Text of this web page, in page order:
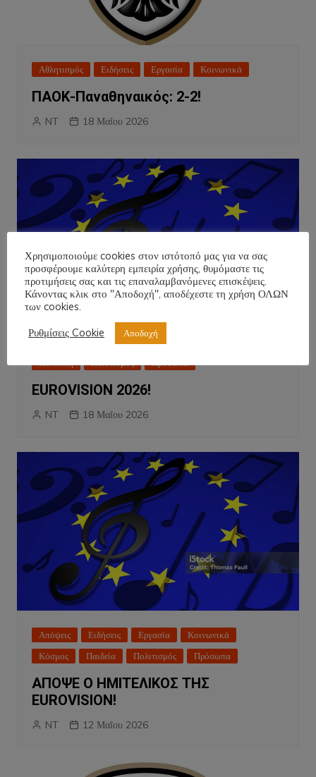
Αθλητισμός Ειδήσεις Εργασία Κοινωνικά
ΠΑΟΚ-Παναθηναικός: 2-2!
NT 18 Μαΐου 2026
Απόψεις Ειδήσεις Εργασία
EUROVISION 2026!
NT 18 Μαΐου 2026
Απόψεις Ειδήσεις Εργασία
Κοινωνικά
Κόσμος
Παιδεία Πολιτισμός Πρόσωπα
ΑΠΟΨΕ Ο ΗΜΙΤΕΛΙΚΟΣ ΤΗΣ
EUROVISION!
NT 12 Μαΐου 2026
Χρησιμοποιούμε cookies στον ιστότοπό μας για να σας
προσφέρουμε καλύτερη εμπειρία χρήσης, θυμόμαστε τις
προτιμήσεις σας και τις επαναλαμβανόμενες επισκέψεις.
Κάνοντας κλικ στο "Αποδοχή", αποδέχεστε τη χρήση ΟΛΩΝ
των cookies.
Ρυθμίσεις Cookie
Αποδοχή